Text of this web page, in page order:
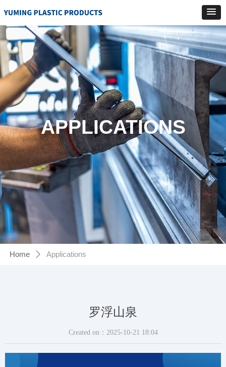
罗浮山泉
Created on： 2025-10-21 18:04
APPLICATIONS
Home ꄲ Applications